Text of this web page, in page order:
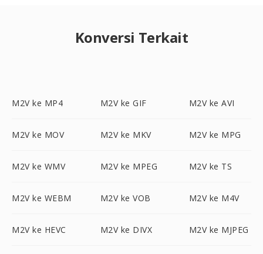
Konversi Terkait
M2V ke MP4 M2V ke GIF M2V ke AVI
M2V ke MOV M2V ke MKV M2V ke MPG
M2V ke WMV M2V ke MPEG M2V ke TS
M2V ke WEBM M2V ke VOB M2V ke M4V
M2V ke HEVC M2V ke DIVX M2V ke MJPEG